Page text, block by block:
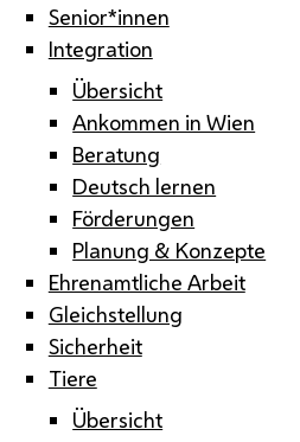
Senior*innen
Integration
Übersicht
Ankommen in Wien
Beratung
Deutsch lernen
Förderungen
Planung & Konzepte
Ehrenamtliche Arbeit
Gleichstellung
Sicherheit
Tiere
Übersicht